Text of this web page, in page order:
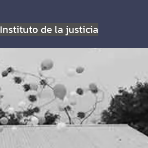
Instituto de la justicia